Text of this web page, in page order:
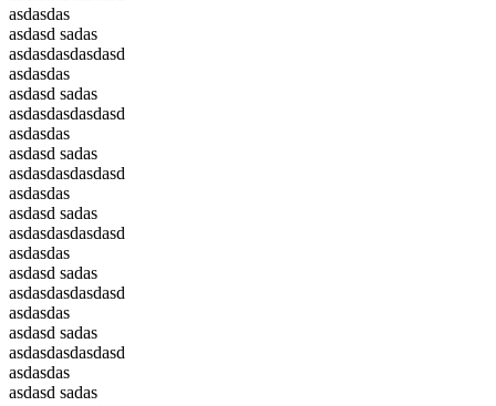
asdasdas
asdasd sadas
asdasdasdasdasd
asdasdas
asdasd sadas
asdasdasdasdasd
asdasdas
asdasd sadas
asdasdasdasdasd
asdasdas
asdasd sadas
asdasdasdasdasd
asdasdas
asdasd sadas
asdasdasdasdasd
asdasdas
asdasd sadas
asdasdasdasdasd
asdasdas
asdasd sadas